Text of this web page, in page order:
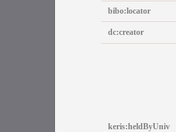
bibo:locator
dc:creator
keris:heldByUniv